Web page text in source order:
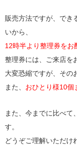
販売方法ですが、でき
いから、
12時半より整理券をお
整理券には、ご来店を
大変恐縮ですが、その
また、 おひとり様10個
また、今までに比べて
す。
どうぞご理解いただけ